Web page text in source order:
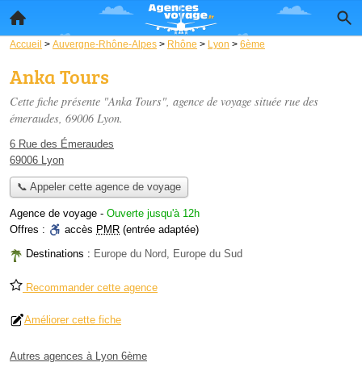
Accueil > Auvergne-Rhône-Alpes > Rhône > Lyon > 6ème
Anka Tours
Cette fiche présente "Anka Tours", agence de voyage située rue des
émeraudes, 69006 Lyon.
6 Rue des Émeraudes
69006 Lyon
📞 Appeler cette agence de voyage
Agence de voyage - Ouverte jusqu'à 12h
Offres :
accès PMR (entrée adaptée)
Destinations : Europe du Nord, Europe du Sud
Recommander cette agence
Améliorer cette fiche
Autres agences à Lyon 6ème